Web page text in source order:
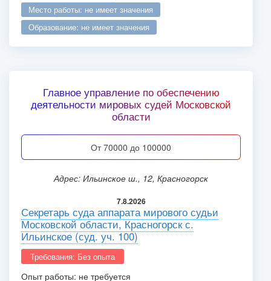
место работы: не имеет значения
образование: не имеет значения
Главное управление по обеспечению
деятельности мировых судей Московской
области
от 70000 до 100000
Адрес: Ильинское ш., 12, Красногорск
7.8.2026
Секретарь суда аппарата мирового судьи
Московской области, Красногорск с.
Ильинское (суд. уч. 100)
Требования: Без опыта
Опыт работы: не требуется